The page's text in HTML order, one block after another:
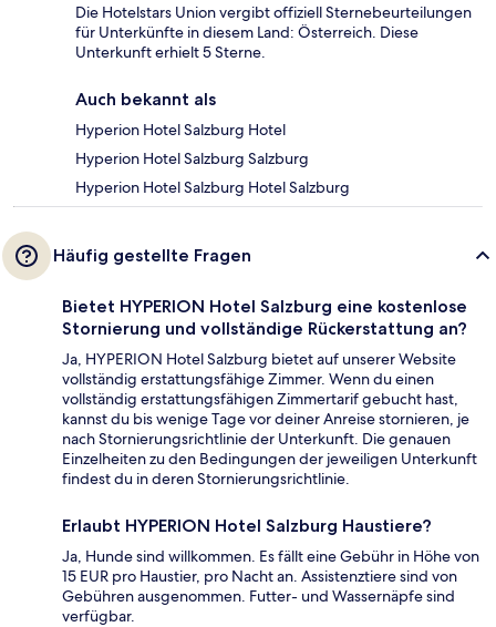
Die Hotelstars Union vergibt offiziell Sternebeurteilungen
für Unterkünfte in diesem Land: Österreich. Diese
Unterkunft erhielt 5 Sterne.
Auch bekannt als
Hyperion Hotel Salzburg Hotel
Hyperion Hotel Salzburg Salzburg
Hyperion Hotel Salzburg Hotel Salzburg
Häufig gestellte Fragen
Bietet HYPERION Hotel Salzburg eine kostenlose
Stornierung und vollständige Rückerstattung an?
Ja, HYPERION Hotel Salzburg bietet auf unserer Website
vollständig erstattungsfähige Zimmer. Wenn du einen
vollständig erstattungsfähigen Zimmertarif gebucht hast,
kannst du bis wenige Tage vor deiner Anreise stornieren, je
nach Stornierungsrichtlinie der Unterkunft. Die genauen
Einzelheiten zu den Bedingungen der jeweiligen Unterkunft
findest du in deren Stornierungsrichtlinie.
Erlaubt HYPERION Hotel Salzburg Haustiere?
Ja, Hunde sind willkommen. Es fällt eine Gebühr in Höhe von
15 EUR pro Haustier, pro Nacht an. Assistenztiere sind von
Gebühren ausgenommen. Futter- und Wassernäpfe sind
verfügbar.